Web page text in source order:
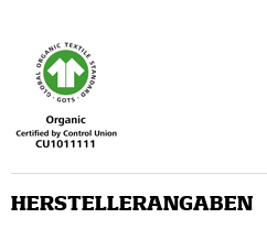
HERSTELLERANGABEN